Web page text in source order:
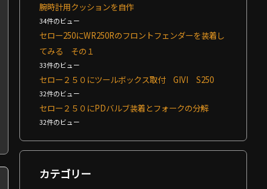
腕時計用クッションを自作
34件のビュー
セロー250にWR250Rのフロントフェンダーを装着し
てみる その１
33件のビュー
セロー２５０にツールボックス取付 GIVI S250
32件のビュー
セロー２５０にPDバルブ装着とフォークの分解
32件のビュー
カテゴリー